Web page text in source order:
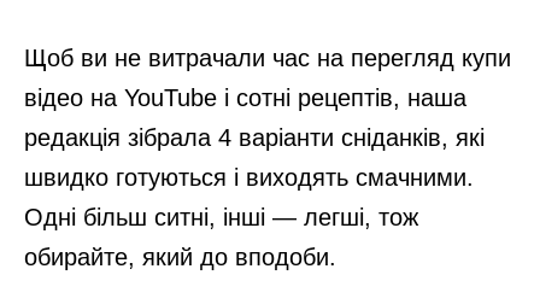
Щоб ви не витрачали час на перегляд купи
відео на YouTube і сотні рецептів, наша
редакція зібрала 4 варіанти сніданків, які
швидко готуються і виходять смачними.
Одні більш ситні, інші — легші, тож
обирайте, який до вподоби.